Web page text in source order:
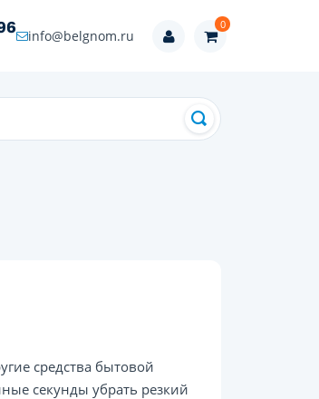
info@belgnom.ru
0
средства бытовой
секунды убрать резкий